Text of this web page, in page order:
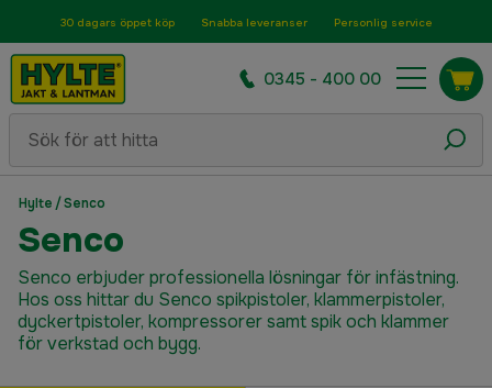
30 dagars öppet köp Snabba leveranser Personlig service
0345 - 400 00
Hylte /Senco
Senco
Senco erbjuder professionella lösningar för infästning.
Hos oss hittar du Senco spikpistoler, klammerpistoler,
dyckertpistoler, kompressorer samt spik och klammer
för verkstad och bygg.